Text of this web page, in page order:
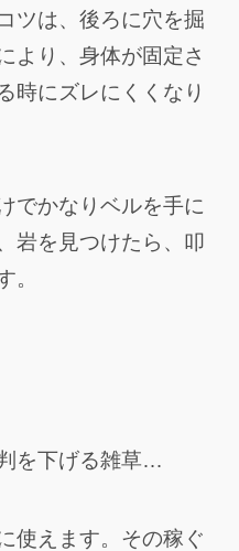
ツは、後ろに穴を掘
より、身体が固定さ
時にズレにくくなり
でかなりベルを手に
岩を見つけたら、叩
。
を下げる雑草…
使えます。その稼ぐ